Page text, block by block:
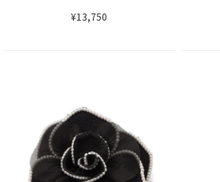
¥13,750